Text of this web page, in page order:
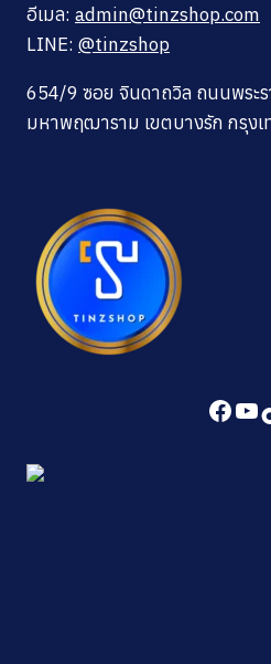
อีเมล: admin@tinzshop.com
LINE: @tinzshop
654/9 ซอย จินดาถวิล ถนนพระ
มหาพฤฒาราม เขตบางรัก กรุง